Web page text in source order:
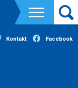
Kontakt Facebook